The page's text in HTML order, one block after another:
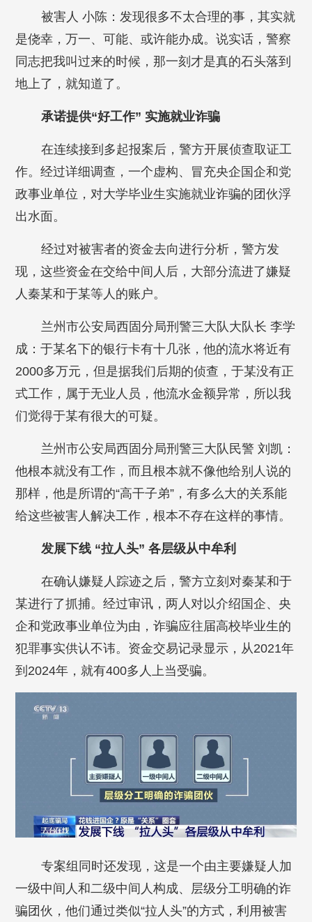
被害人 小陈：发现很多不太合理的事，其实就
是侥幸，万一、可能、或许能办成。说实话，警察
同志把我叫过来的时候，那一刻才是真的石头落到
地上了，就知道了。
承诺提供“好工作” 实施就业诈骗
在连续接到多起报案后，警方开展侦查取证工
作。经过详细调查，一个虚构、冒充央企国企和党
政事业单位，对大学毕业生实施就业诈骗的团伙浮
出水面。
经过对被害者的资金去向进行分析，警方发
现，这些资金在交给中间人后，大部分流进了嫌疑
人秦某和于某等人的账户。
兰州市公安局西固分局刑警三大队大队长 李学
成：于某名下的银行卡有十几张，他的流水将近有
2000多万元，但是据我们后期的侦查，于某没有正
式工作，属于无业人员，他流水金额异常，所以我
们觉得于某有很大的可疑。
兰州市公安局西固分局刑警三大队民警 刘凯：
他根本就没有工作，而且根本就不像他给别人说的
那样，他是所谓的“高干子弟”，有多么大的关系能
给这些被害人解决工作，根本不存在这样的事情。
发展下线 “拉人头” 各层级从中牟利
在确认嫌疑人踪迹之后，警方立刻对秦某和于
某进行了抓捕。经过审讯，两人对以介绍国企、央
企和党政事业单位为由，诈骗应往届高校毕业生的
犯罪事实供认不讳。资金交易记录显示，从2021年
到2024年，就有400多人上当受骗。
专案组同时还发现，这是一个由主要嫌疑人加
一级中间人和二级中间人构成、层级分工明确的诈
骗团伙，他们通过类似“拉人头”的方式，利用被害